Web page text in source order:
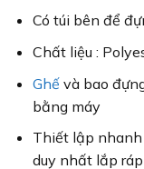
Có túi bên để
Chất liệu :
Ghếvà bao
bằng máy
Thiết lập
duy nhất lắp ráp